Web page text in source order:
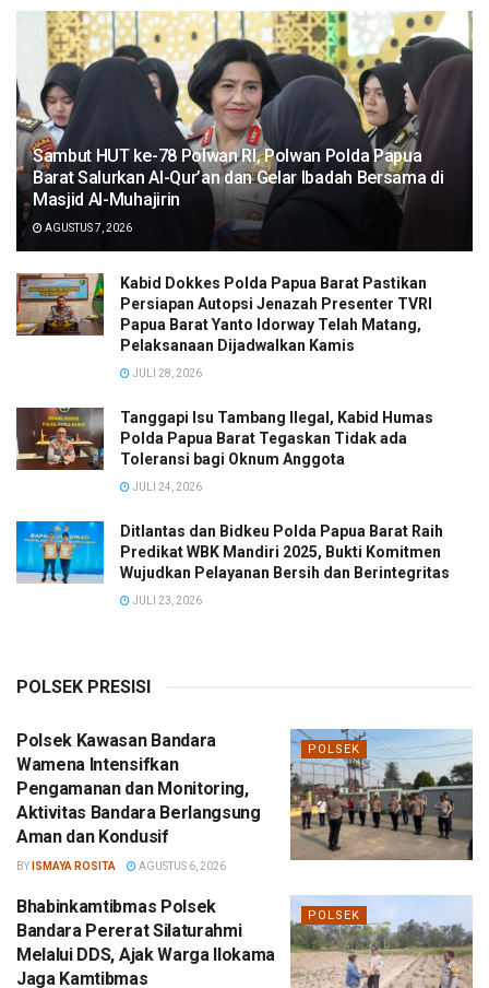
Sambut HUT ke-78 Polwan RI, Polwan Polda Papua
Barat Salurkan Al-Qur’an dan Gelar Ibadah Bersama di
Masjid Al-Muhajirin
AGUSTUS 7, 2026
Kabid Dokkes Polda Papua Barat Pastikan
Persiapan Autopsi Jenazah Presenter TVRI
Papua Barat Yanto Idorway Telah Matang,
Pelaksanaan Dijadwalkan Kamis
JULI 28, 2026
Tanggapi Isu Tambang Ilegal, Kabid Humas
Polda Papua Barat Tegaskan Tidak ada
Toleransi bagi Oknum Anggota
JULI 24, 2026
Ditlantas dan Bidkeu Polda Papua Barat Raih
Predikat WBK Mandiri 2025, Bukti Komitmen
Wujudkan Pelayanan Bersih dan Berintegritas
JULI 23, 2026
POLSEK PRESISI
POLSEK
Polsek Kawasan Bandara
Wamena Intensifkan
Pengamanan dan Monitoring,
Aktivitas Bandara Berlangsung
Aman dan Kondusif
BY ISMAYA ROSITA AGUSTUS 6, 2026
POLSEK
Bhabinkamtibmas Polsek
Bandara Pererat Silaturahmi
Melalui DDS, Ajak Warga Ilokama
Jaga Kamtibmas